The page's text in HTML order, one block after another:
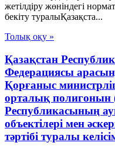
жетілдіру жөніндегі
бекіту туралыҚазақста...
Толық оқу »
Қазақстан
Федерациясы
Қорғаныс
орталық полигонын
Республикасының
объектілері мен
тәртібі туралы